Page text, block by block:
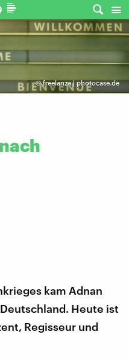
©freelanza | photocase.de
nach
kam Adnan
Heute ist
Regisseur und